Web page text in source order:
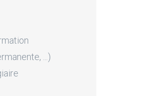
...)